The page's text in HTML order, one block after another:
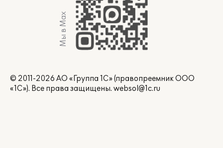
Мы в Max
© 2011-2026 АО «Группа 1С» (правопреемник ООО
«1С»). Все права защищены. websol@1c.ru